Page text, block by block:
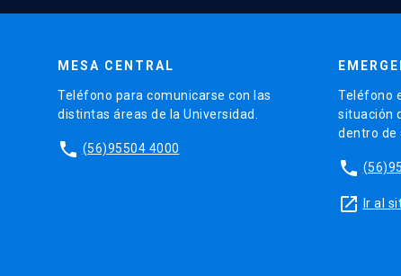
MESA CENTRAL
Teléfono para comunicarse con las
distintas áreas de la Universidad.
phone (56)95504 4000
Teléfono
situación
dentro de
phone
launch Ir al